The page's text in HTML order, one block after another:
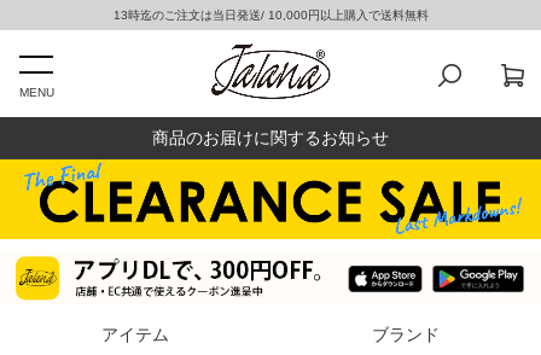
13時迄のご注文は当日発送/ 10,000円以上購入で送料無料
MENU
商品のお届けに関するお知らせ
アイテム ブランド